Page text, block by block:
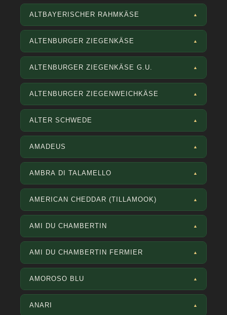
ALTBAYERISCHER RAHMKÄSE ▲
ALTENBURGER ZIEGENKÄSE ▲
ALTENBURGER ZIEGENKÄSE G.U. ▲
ALTENBURGER ZIEGENWEICHKÄSE ▲
ALTER SCHWEDE ▲
AMADEUS ▲
AMBRA DI TALAMELLO ▲
AMERICAN CHEDDAR (TILLAMOOK) ▲
AMI DU CHAMBERTIN ▲
AMI DU CHAMBERTIN FERMIER ▲
AMOROSO BLU ▲
ANARI ▲